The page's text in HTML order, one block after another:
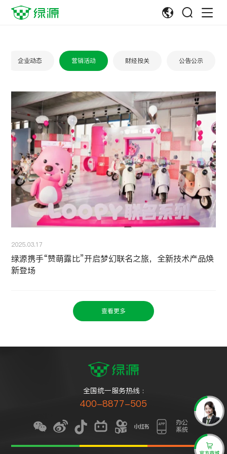
企业动态 营销活动 财经投关 公告公示
2025.03.17
绿源携手“赞萌露比”开启梦幻联名之旅，全新技术产品焕
新登场
查看更多
全国统一服务热线 :
400-8877-505